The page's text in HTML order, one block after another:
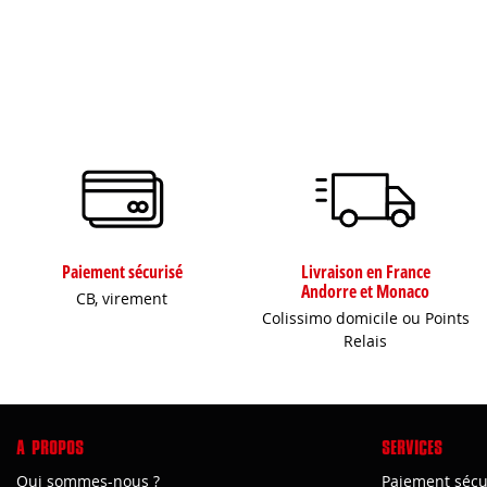
Paiement sécurisé
CB, virement
Livraison en France
Andorre et Monaco
Colissimo domicile ou Points
Relais
A PROPOS
Qui sommes-nous ?
SERVICES
Paiement